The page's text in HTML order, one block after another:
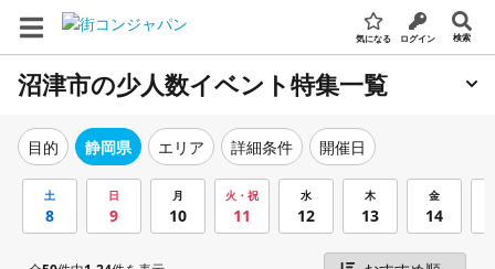
気になる ログイン 検索
沼津市の少人数イベント特集一覧
目的 静岡県 エリア 詳細条件 開催日
土
8
日
9
月
10
火・祝
11
水
12
木
13
金
14